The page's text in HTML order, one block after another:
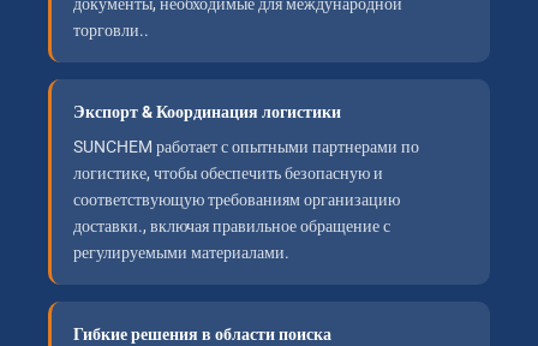
документы, необходимые для международной
торговли..
Экспорт & Координация логистики
SUNCHEM работает с опытными партнерами по
логистике, чтобы обеспечить безопасную и
соответствующую требованиям организацию
доставки., включая правильное обращение с
регулируемыми материалами.
Гибкие решения в области поиска